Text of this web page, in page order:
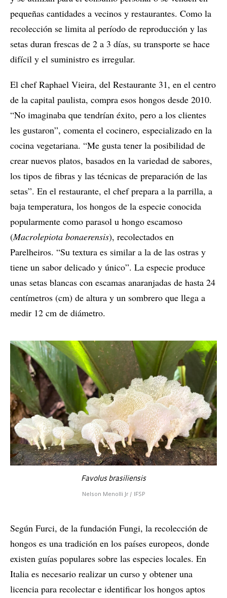
pequeñas cantidades a vecinos y restaurantes. Como la
recolección se limita al período de reproducción y las
setas duran frescas de 2 a 3 días, su transporte se hace
difícil y el suministro es irregular.
El chef Raphael Vieira, del Restaurante 31, en el centro
de la capital paulista, compra esos hongos desde 2010.
“No imaginaba que tendrían éxito, pero a los clientes
les gustaron”, comenta el cocinero, especializado en la
cocina vegetariana. “Me gusta tener la posibilidad de
crear nuevos platos, basados en la variedad de sabores,
los tipos de fibras y las técnicas de preparación de las
setas”. En el restaurante, el chef prepara a la parrilla, a
baja temperatura, los hongos de la especie conocida
popularmente como parasol u hongo escamoso
(Macrolepiota bonaerensis), recolectados en
Parelheiros. “Su textura es similar a la de las ostras y
tiene un sabor delicado y único”. La especie produce
unas setas blancas con escamas anaranjadas de hasta 24
centímetros (cm) de altura y un sombrero que llega a
medir 12 cm de diámetro.
Favolus brasiliensis
Nelson Menolli Jr / IFSP
Según Furci, de la fundación Fungi, la recolección de
hongos es una tradición en los países europeos, donde
existen guías populares sobre las especies locales. En
Italia es necesario realizar un curso y obtener una
licencia para recolectar e identificar los hongos aptos